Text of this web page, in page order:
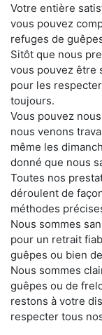
Votre entière
vous pouvez
refuges de
Sitôt que nous
vous pouvez être
pour les
toujours.
Vous pouvez
nous venons
même les
donné que nous
Toutes nos
déroulent de
méthodes
Nous sommes
pour un retrait
guêpes ou bien
Nous sommes
guêpes ou de
restons à votre
respecter tous